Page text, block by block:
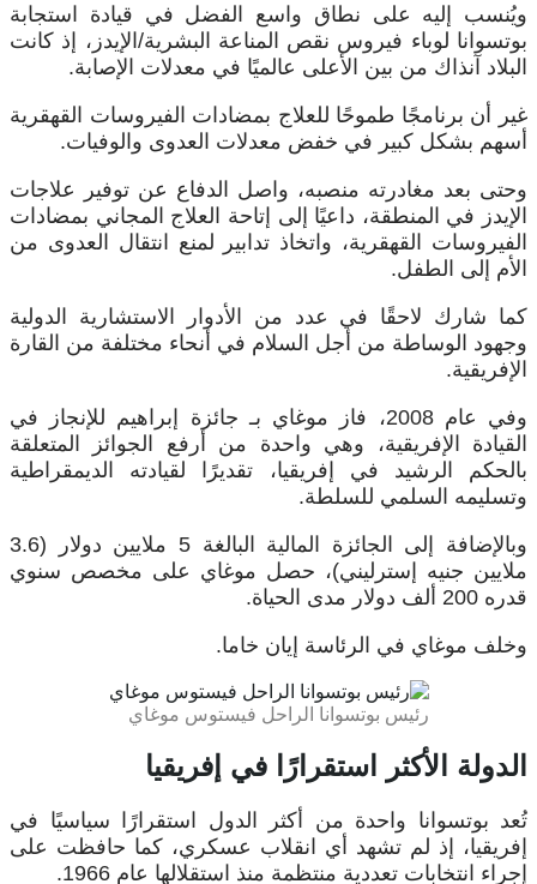
ويُنسب إليه على نطاق واسع الفضل في قيادة استجابة
بوتسوانا لوباء فيروس نقص المناعة البشرية/الإيدز، إذ كانت
البلاد آنذاك من بين الأعلى عالميًا في معدلات الإصابة.
غير أن برنامجًا طموحًا للعلاج بمضادات الفيروسات القهقرية
أسهم بشكل كبير في خفض معدلات العدوى والوفيات.
وحتى بعد مغادرته منصبه، واصل الدفاع عن توفير علاجات
الإيدز في المنطقة، داعيًا إلى إتاحة العلاج المجاني بمضادات
الفيروسات القهقرية، واتخاذ تدابير لمنع انتقال العدوى من
الأم إلى الطفل.
كما شارك لاحقًا في عدد من الأدوار الاستشارية الدولية
وجهود الوساطة من أجل السلام في أنحاء مختلفة من القارة
الإفريقية.
وفي عام 2008، فاز موغاي بـ جائزة إبراهيم للإنجاز في
القيادة الإفريقية، وهي واحدة من أرفع الجوائز المتعلقة
بالحكم الرشيد في إفريقيا، تقديرًا لقيادته الديمقراطية
وتسليمه السلمي للسلطة.
وبالإضافة إلى الجائزة المالية البالغة 5 ملايين دولار (3.6
ملايين جنيه إسترليني)، حصل موغاي على مخصص سنوي
قدره 200 ألف دولار مدى الحياة.
وخلف موغاي في الرئاسة إيان خاما.
رئيس بوتسوانا الراحل فيستوس موغاي
الدولة الأكثر استقرارًا في إفريقيا
تُعد بوتسوانا واحدة من أكثر الدول استقرارًا سياسيًا في
إفريقيا، إذ لم تشهد أي انقلاب عسكري، كما حافظت على
إجراء انتخابات تعددية منتظمة منذ استقلالها عام 1966.